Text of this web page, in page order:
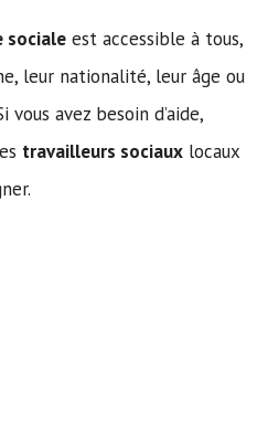
sociale est accessible à tous,
leur nationalité, leur âge ou
avez besoin d’aide,
travailleurs sociaux locaux